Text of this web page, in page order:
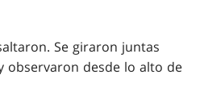
Se giraron juntas
observaron desde lo alto de